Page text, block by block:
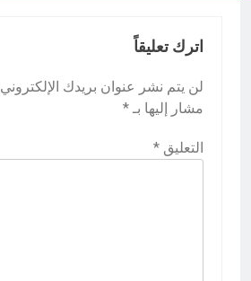
اترك تعليقاً
لن يتم نشر عنوان بريدك الإلكتروني.
مشار إليها بـ *
التعليق *